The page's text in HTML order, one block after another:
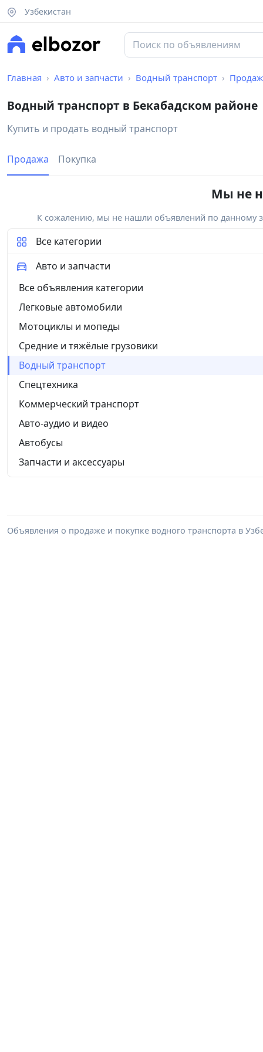
Узбекистан
Главная Авто и запчасти Водный транспорт
Водный транспорт в Бекабадском районе
Купить и продать водный транспорт
Продажа Покупка
Мы не
К сожалению, мы не нашли объявлений по данному
Все категории
Авто и запчасти
Все объявления категории
Легковые автомобили
Мотоциклы и мопеды
Средние и тяжёлые грузовики
Водный транспорт
Спецтехника
Коммерческий транспорт
Авто-аудио и видео
Автобусы
Запчасти и аксессуары
Объявления о продаже и покупке водного транспорта в